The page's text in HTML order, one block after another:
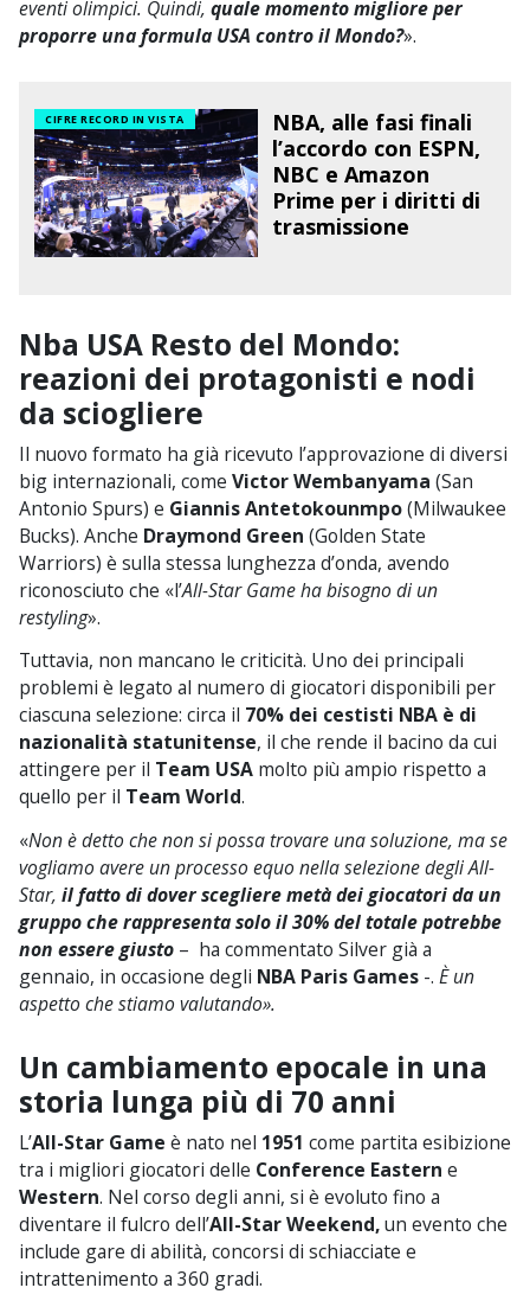
eventi olimpici. Quindi, quale momento migliore per
proporre una formula USA contro il Mondo?».
CIFRE RECORD IN VISTA
NBA, alle fasi finali
l’accordo con ESPN,
NBC e Amazon
Prime per i diritti di
trasmissione
Nba USA Resto del Mondo:
reazioni dei protagonisti e nodi
da sciogliere
Il nuovo formato ha già ricevuto l’approvazione di diversi
big internazionali, come Victor Wembanyama (San
Antonio Spurs) e Giannis Antetokounmpo(Milwaukee
Bucks). Anche Draymond Green (Golden State
Warriors) è sulla stessa lunghezza d’onda, avendo
riconosciuto che «l’All-Star Game ha bisogno di un
restyling».
Tuttavia, non mancano le criticità. Uno dei principali
problemi è legato al numero di giocatori disponibili per
ciascuna selezione: circa il 70% dei cestisti NBA è di
nazionalità statunitense, il che rende il bacino da cui
attingere per il Team USAmolto più ampio rispetto a
quello per il Team World.
«Non è detto che non si possa trovare una soluzione, ma se
vogliamo avere un processo equo nella selezione degli All-
Star, il fatto di dover scegliere metà dei giocatori da un
gruppo che rappresenta solo il 30% del totale potrebbe
non essere giusto – ha commentato Silver già a
gennaio, in occasione degli NBA Paris Games-. È un
aspetto che stiamo valutando».
Un cambiamento epocale in una
storia lunga più di 70 anni
L’All-Star Game è nato nel 1951 come partita esibizione
tra i migliori giocatori delle Conference Eastern e
Western. Nel corso degli anni, si è evoluto fino a
diventare il fulcro dell’All-Star Weekend,un evento che
include gare di abilità, concorsi di schiacciate e
intrattenimento a 360 gradi.